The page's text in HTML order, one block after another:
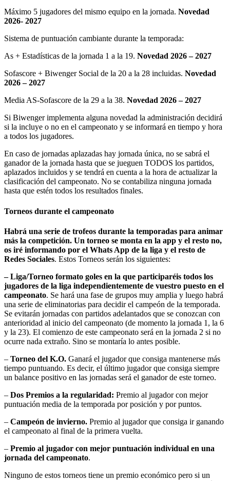
Máximo 5 jugadores del mismo equipo en la jornada. Novedad
2026- 2027
Sistema de puntuación cambiante durante la temporada:
As + Estadísticas de la jornada 1 a la 19. Novedad 2026 – 2027
Sofascore + Biwenger Social de la 20 a la 28 incluidas. Novedad
2026 – 2027
Media AS-Sofascore de la 29 a la 38. Novedad 2026 – 2027
Si Biwenger implementa alguna novedad la administración decidirá
si la incluye o no en el campeonato y se informará en tiempo y hora
a todos los jugadores.
En caso de jornadas aplazadas hay jornada única, no se sabrá el
ganador de la jornada hasta que se jueguen TODOS los partidos,
aplazados incluidos y se tendrá en cuenta a la hora de actualizar la
clasificación del campeonato. No se contabiliza ninguna jornada
hasta que estén todos los resultados finales.
Torneos durante el campeonato
Habrá una serie de trofeos durante la temporadas para animar
más la competición. Un torneo se monta en la app y el resto no,
os iré informando por el Whats App de la liga y el resto de
Redes Sociales. Estos Torneos serán los siguientes:
– Liga/Torneo formato goles en la que participaréis todos los
jugadores de la liga independientemente de vuestro puesto en el
campeonato. Se hará una fase de grupos muy amplia y luego habrá
una serie de eliminatorias para decidir el campeón de la temporada.
Se evitarán jornadas con partidos adelantados que se conozcan con
anterioridad al inicio del campeonato (de momento la jornada 1, la 6
y la 23). El comienzo de este campeonato será en la jornada 2 si no
ocurre nada extraño. Sino se montaría lo antes posible.
– Torneo del K.O. Ganará el jugador que consiga mantenerse más
tiempo puntuando. Es decir, el último jugador que consiga siempre
un balance positivo en las jornadas será el ganador de este torneo.
– Dos Premios a la regularidad: Premio al jugador con mejor
puntuación media de la temporada por posición y por puntos.
– Campeón de invierno. Premio al jugador que consiga ir ganando
el campeonato al final de la primera vuelta.
– Premio al jugador con mejor puntuación individual en una
jornada del campeonato.
Ninguno de estos torneos tiene un premio económico pero si un